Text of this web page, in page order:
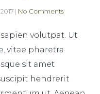
| No Comments
volutpat. Ut
vitae pharetra
sit amet
hendrerit